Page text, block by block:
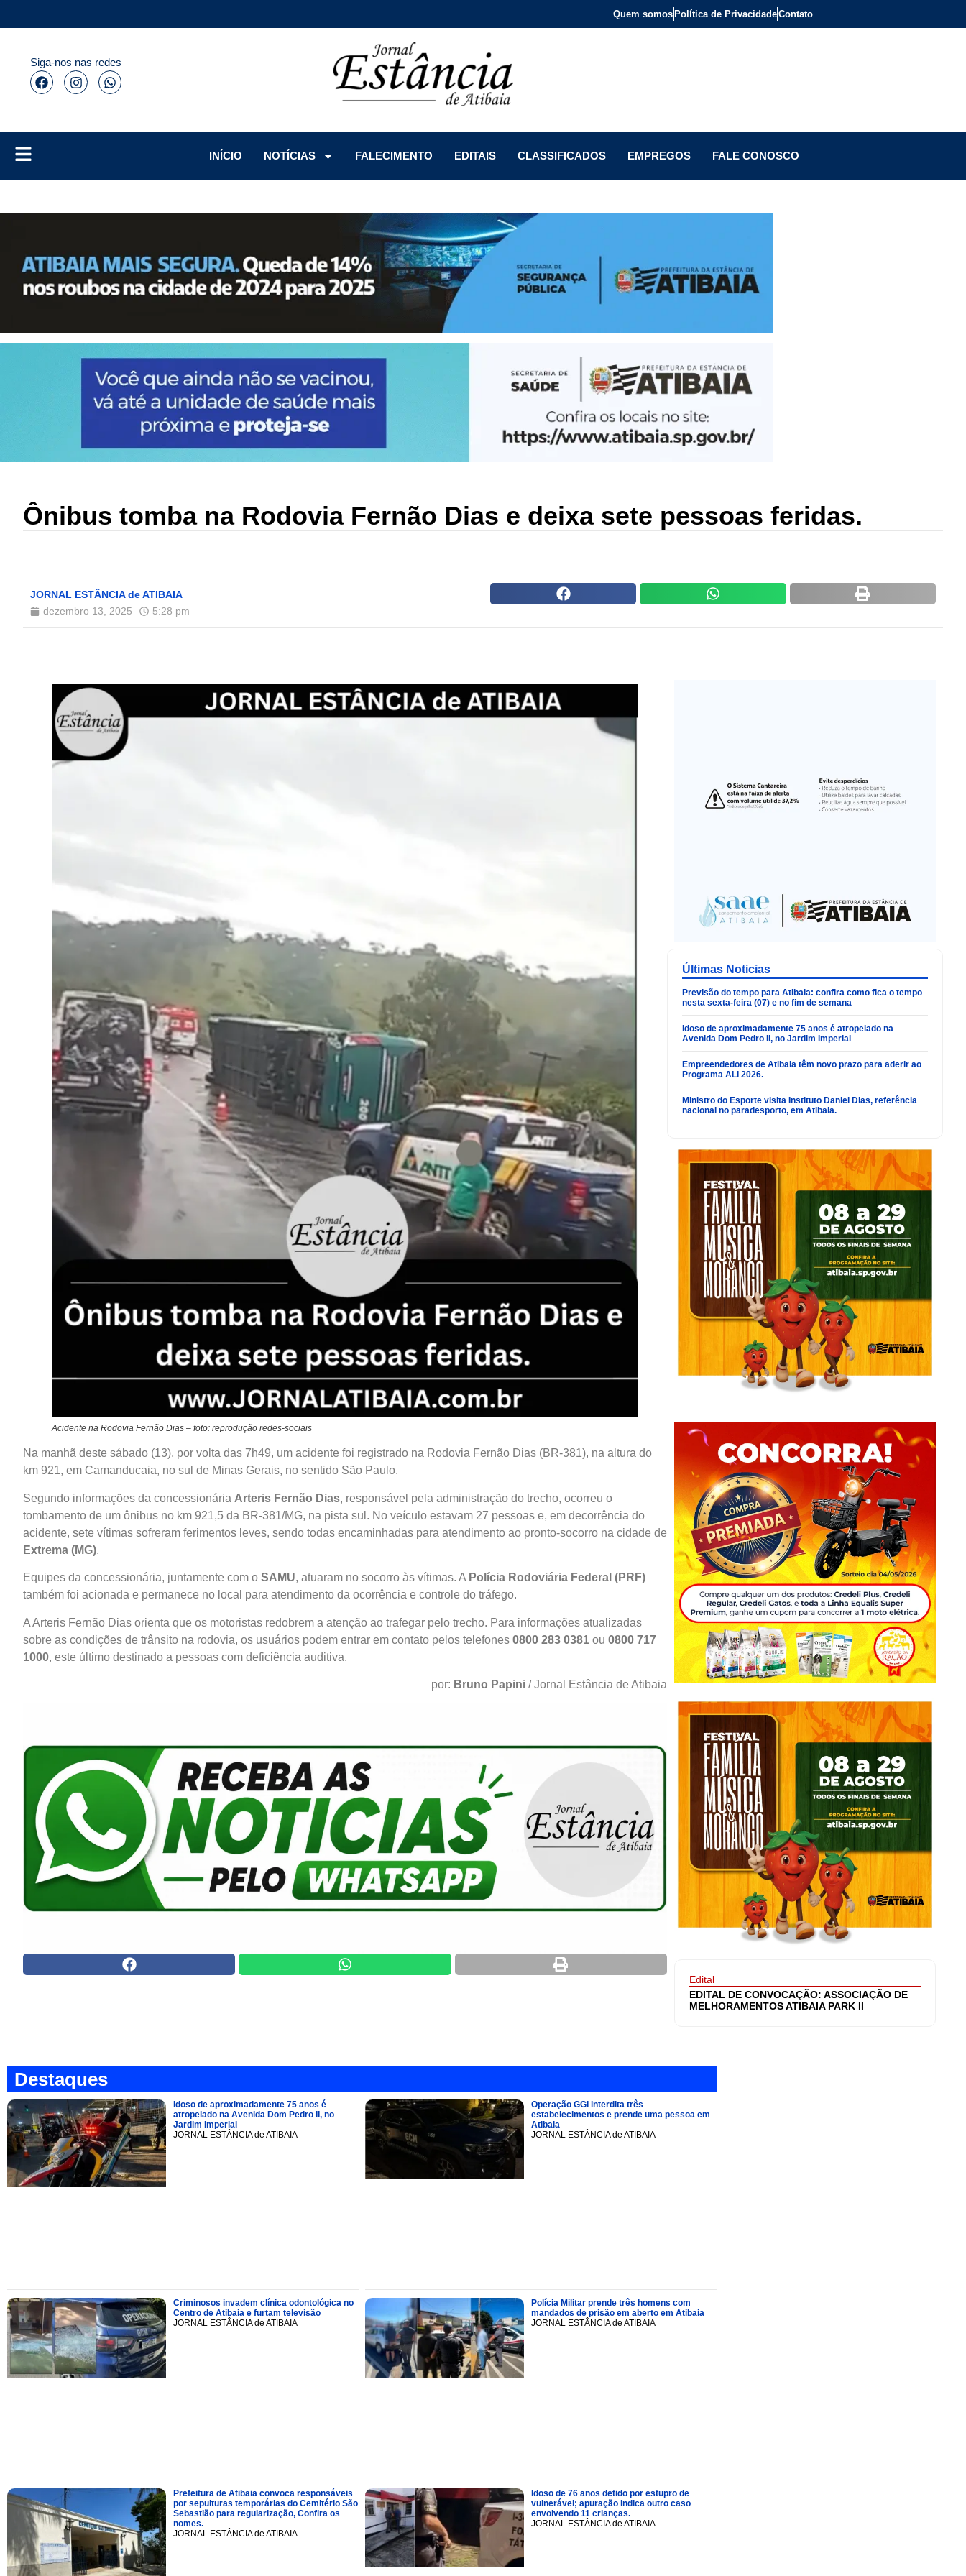
Quem somos Política de PrivacidadeContato
Siga-nos nas redes
INÍCIO
NOTÍCIAS FALECIMENTO EDITAIS CLASSIFICADOS EMPREGOS FALE CONOSCO
Ônibus tomba na Rodovia Fernão Dias e deixa sete pessoas feridas.
JORNAL ESTÂNCIA de ATIBAIA
dezembro 13, 2025
5:28 pm
Acidente na Rodovia Fernão Dias – foto: reprodução redes-sociais
Na manhã deste sábado (13), por volta das 7h49, um acidente foi registrado na Rodovia Fernão Dias (BR-381), na altura do
km 921, em Camanducaia, no sul de Minas Gerais, no sentido São Paulo.
Segundo informações da concessionária Arteris Fernão Dias, responsável pela administração do trecho, ocorreu o
tombamento de um ônibus no km 921,5 da BR-381/MG, na pista sul. No veículo estavam 27 pessoas e, em decorrência do
acidente, sete vítimas sofreram ferimentos leves, sendo todas encaminhadas para atendimento ao pronto-socorro na cidade de
Extrema (MG).
Equipes da concessionária, juntamente com o SAMU, atuaram no socorro às vítimas. A Polícia Rodoviária Federal (PRF)
também foi acionada e permanece no local para atendimento da ocorrência e controle do tráfego.
A Arteris Fernão Dias orienta que os motoristas redobrem a atenção ao trafegar pelo trecho. Para informações atualizadas
sobre as condições de trânsito na rodovia, os usuários podem entrar em contato pelos telefones 0800 283 0381 ou 0800 717
1000, este último destinado a pessoas com deficiência auditiva.
por: Bruno Papini / Jornal Estância de Atibaia
Últimas Noticias
Previsão do tempo para Atibaia: confira como fica o tempo
nesta sexta-feira (07) e no fim de semana
Idoso de aproximadamente 75 anos é atropelado na
Avenida Dom Pedro II, no Jardim Imperial
Empreendedores de Atibaia têm novo prazo para aderir ao
Programa ALI 2026.
Ministro do Esporte visita Instituto Daniel Dias, referência
nacional no paradesporto, em Atibaia.
Edital
EDITAL DE CONVOCAÇÃO: ASSOCIAÇÃO DE
MELHORAMENTOS ATIBAIA PARK II
Destaques
Idoso de aproximadamente 75 anos é
atropelado na Avenida Dom Pedro II, no
Jardim Imperial
JORNAL ESTÂNCIA de ATIBAIA
Operação GGI interdita três
estabelecimentos e prende uma pessoa em
Atibaia
JORNAL ESTÂNCIA de ATIBAIA
Criminosos invadem clínica odontológica no
Centro de Atibaia e furtam televisão
JORNAL ESTÂNCIA de ATIBAIA
Polícia Militar prende três homens com
mandados de prisão em aberto em Atibaia
JORNAL ESTÂNCIA de ATIBAIA
Prefeitura de Atibaia convoca responsáveis
por sepulturas temporárias do Cemitério São
Sebastião para regularização, Confira os
nomes.
JORNAL ESTÂNCIA de ATIBAIA
Idoso de 76 anos detido por estupro de
vulnerável; apuração indica outro caso
envolvendo 11 crianças.
JORNAL ESTÂNCIA de ATIBAIA